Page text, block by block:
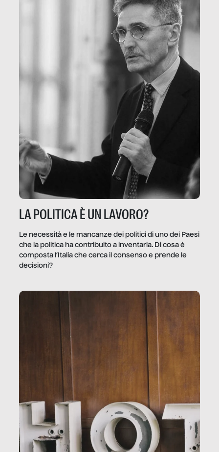
LA POLITICA È UN LAVORO?
Le necessità e le mancanze dei politici di uno dei Paesi
che la politica ha contribuito a inventarla. Di cosa è
composta l’Italia che cerca il consenso e prende le
decisioni?